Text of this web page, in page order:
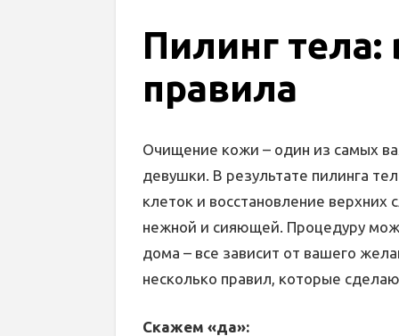
Пилинг
правила
Очищение кожи – один из самых
девушки. В результате пилинга
клеток и восстановление верхних
нежной и сияющей. Процедуру
дома – все зависит от вашего
несколько правил, которые
Скажем «да»: